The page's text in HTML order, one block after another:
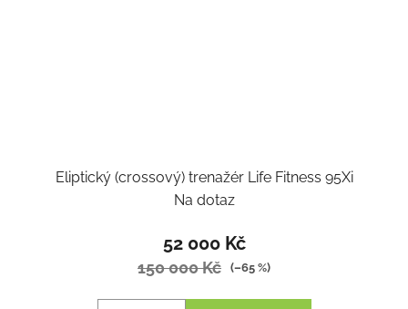
Eliptický (crossový) trenažér Life Fitness 95Xi
Na dotaz
52 000 Kč
150 000 Kč (–65 %)